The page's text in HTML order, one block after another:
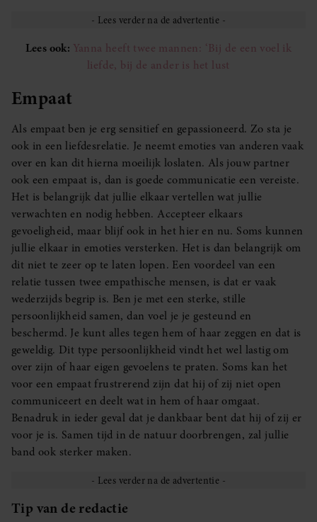
Lees ook: Yanna heeft twee mannen: ‘Bij de een voel ik
liefde, bij de ander is het lust
Empaat
Als empaat ben je erg sensitief en gepassioneerd. Zo sta je
ook in een liefdesrelatie. Je neemt emoties van anderen vaak
over en kan dit hierna moeilijk loslaten. Als jouw partner
ook een empaat is, dan is goede communicatie een vereiste.
Het is belangrijk dat jullie elkaar vertellen wat jullie
verwachten en nodig hebben. Accepteer elkaars
gevoeligheid, maar blijf ook in het hier en nu. Soms kunnen
jullie elkaar in emoties versterken. Het is dan belangrijk om
dit niet te zeer op te laten lopen. Een voordeel van een
relatie tussen twee empathische mensen, is dat er vaak
wederzijds begrip is. Ben je met een sterke, stille
persoonlijkheid samen, dan voel je je gesteund en
beschermd. Je kunt alles tegen hem of haar zeggen en dat is
geweldig. Dit type persoonlijkheid vindt het wel lastig om
over zijn of haar eigen gevoelens te praten. Soms kan het
voor een empaat frustrerend zijn dat hij of zij niet open
communiceert en deelt wat in hem of haar omgaat.
Benadruk in ieder geval dat je dankbaar bent dat hij of zij er
voor je is. Samen tijd in de natuur doorbrengen, zal jullie
band ook sterker maken.
Tip van de redactie